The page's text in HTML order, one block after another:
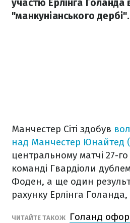
участю Ерлінга Голанда
"манкуніанського дербі".
Манчестер Сіті здобув
над Манчестер Юнайтед
центральному матчі 27-
команді Гвардіоли
Фоден, а ще один
рахунку Ерлінга
ЧИТАЙТЕ ТАКОЖ
Голанд